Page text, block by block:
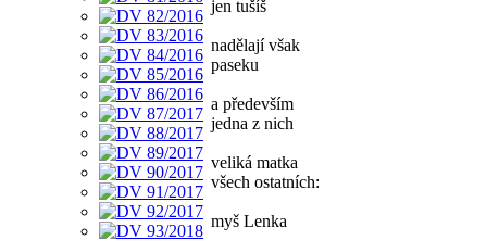
jen tušíš
nadělají však
paseku
a především
jedna z nich
veliká matka
všech ostatních:
myš Lenka